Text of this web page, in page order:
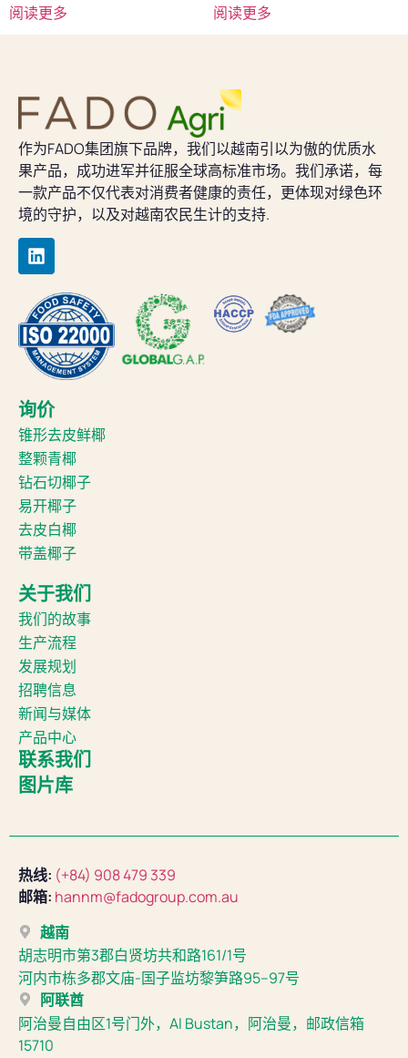
阅读更多 阅读更多
作为FADO集团旗下品牌，我们以越南引以为傲的优质水
果产品，成功进军并征服全球高标准市场。我们承诺，每
一款产品不仅代表对消费者健康的责任，更体现对绿色环
境的守护，以及对越南农民生计的支持.
询价
锥形去皮鲜椰
整颗青椰
钻石切椰子
易开椰子
去皮白椰
带盖椰子
关于我们
我们的故事
生产流程
发展规划
招聘信息
新闻与媒体
产品中心
联系我们
图片库
热线: (+84) 908 479 339
邮箱: hannm@fadogroup.com.au
越南
胡志明市第3郡白贤坊共和路161/1号
河内市栋多郡文庙-国子监坊黎笋路95–97号
阿联酋
阿治曼自由区1号门外，Al Bustan，阿治曼，邮政信箱
15710